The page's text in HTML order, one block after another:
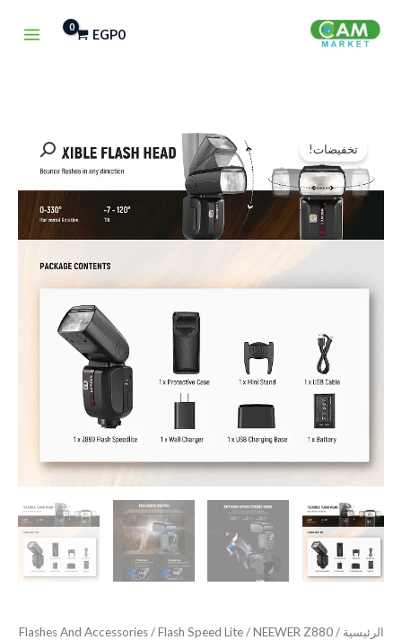
EGP0
تخفيضات!
الرئيسية /
Flashes And Accessories/Flash Speed Lite/ NEEWER Z880
السعر
الأصلي
هو:
EGP8,000.
السعر
الحالي
هو:
EGP6,450.
NEEWER
Z880
Speedlite